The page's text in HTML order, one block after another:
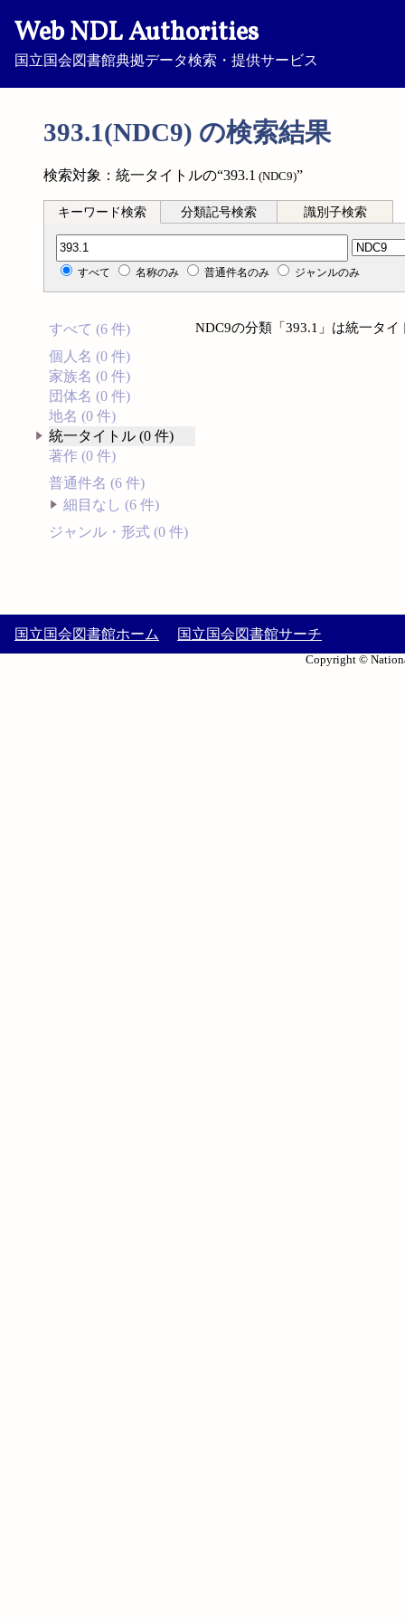
Web NDL Authorities
国立国会図書館典拠データ検索・提供サービス
393.1(NDC9) の検索結果
検索対象：統一タイトルの“393.1 (NDC9)”
キーワード検索 分類記号検索 識別子検索
分類記号検索
すべて 名称のみ 普通件名のみ ジャンルのみ
すべて (6 件)
個人名 (0 件)
家族名 (0 件)
団体名 (0 件)
地名 (0 件)
統一タイトル (0 件)
著作 (0 件)
普通件名 (6 件)
細目なし (6 件)
ジャンル・形式 (0 件)
NDC9の分類「393.1」は統一タ
国立国会図書館ホーム 国立国会図書館サーチ
Copyright ©